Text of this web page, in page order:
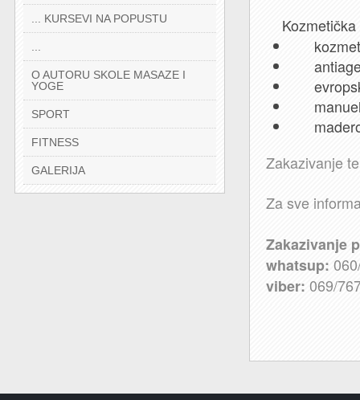
... KURSEVI NA POPUSTU
O AUTORU SKOLE MASAZE I
YOGE
SPORT
FITNESS
GALERIJA
Kozmetička
antiage
Zakazivanje
Za sve
Zakazivanje
whatsup:
viber: 069/